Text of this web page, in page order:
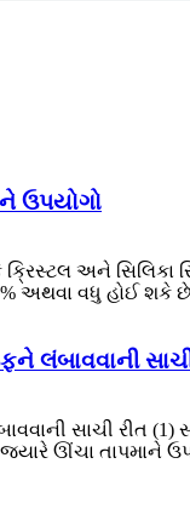
ઉપયોગો
ક્રિસ્ટલ અને
અથવા વધુ હોઈ
લંબાવવાની
સાચી રીત
ઊંચા તાપમાને